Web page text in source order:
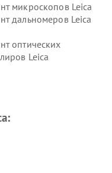
микроскопов Leica
дальномеров Leica
оптических
Leica